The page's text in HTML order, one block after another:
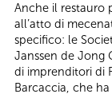
Anche il restauro
all’atto di
specifico: le
Janssen de Jong
di imprenditori di
Barcaccia, che